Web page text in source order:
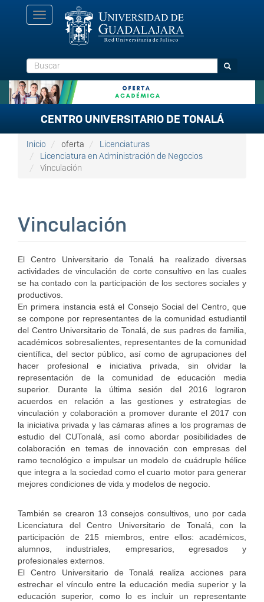
Toggle
navigation
Buscar Buscar
CENTRO UNIVERSITARIO DE TONALÁ
Inicio oferta
Licenciaturas
Licenciatura en Administración de Negocios
Vinculación
Vinculación
El Centro Universitario de Tonalá ha realizado diversas
actividades de vinculación de corte consultivo en las cuales
se ha contado con la participación de los sectores sociales y
productivos.
En primera instancia está el Consejo Social del Centro, que
se compone por representantes de la comunidad estudiantil
del Centro Universitario de Tonalá, de sus padres de familia,
académicos sobresalientes, representantes de la comunidad
científica, del sector público, así como de agrupaciones del
hacer profesional e iniciativa privada, sin olvidar la
representación de la comunidad de educación media
superior. Durante la última sesión del 2016 lograron
acuerdos en relación a las gestiones y estrategias de
vinculación y colaboración a promover durante el 2017 con
la iniciativa privada y las cámaras afines a los programas de
estudio del CUTonalá, así como abordar posibilidades de
colaboración en temas de innovación con empresas del
ramo tecnológico e impulsar un modelo de cuádruple hélice
que integra a la sociedad como el cuarto motor para generar
mejores condiciones de vida y modelos de negocio.
También se crearon 13 consejos consultivos, uno por cada
Licenciatura del Centro Universitario de Tonalá, con la
participación de 215 miembros, entre ellos: académicos,
alumnos, industriales, empresarios, egresados y
profesionales externos.
El Centro Universitario de Tonalá realiza acciones para
estrechar el vínculo entre la educación media superior y la
educación superior, como lo es incluir un representante